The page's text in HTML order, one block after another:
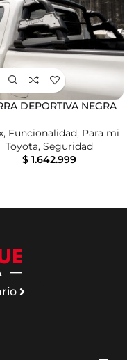
DEPORTIVA NEGRA
, Funcionalidad, Para mi
Toyota, Seguridad
$ 1.642.999